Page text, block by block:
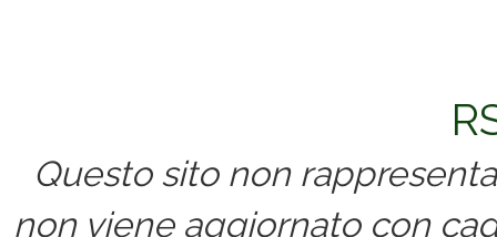
Questo sito non
non viene aggiornato con